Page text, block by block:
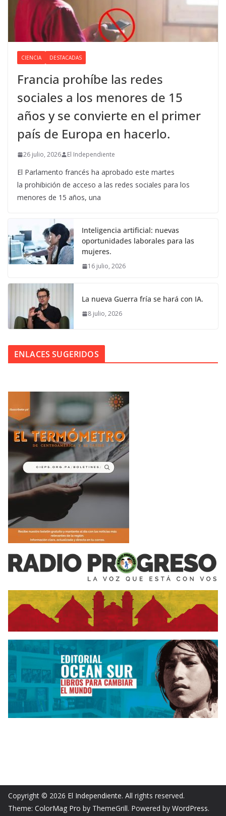
CIENCIA DESTACADAS
Francia prohíbe las redes
sociales a los menores de 15
años y se convierte en el primer
país de Europa en hacerlo.
26 julio, 2026 El Independiente
El Parlamento francés ha aprobado este martes
la prohibición de acceso a las redes sociales para los
menores de 15 años, una
Inteligencia artificial: nuevas
oportunidades laborales para las
mujeres.
16 julio, 2026
La nueva Guerra fría se hará con IA.
8 julio, 2026
ENLACES SUGERIDOS
Copyright © 2026 El Independiente. All rights reserved.
Theme: ColorMag Pro by ThemeGrill. Powered by WordPress.